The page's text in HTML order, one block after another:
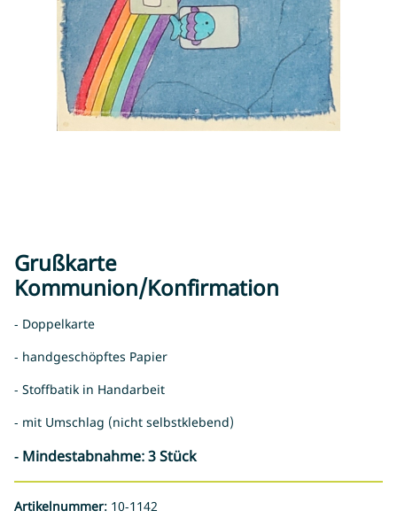
Grußkarte
Kommunion/Konfirmation
- Doppelkarte
- handgeschöpftes Papier
- Stoffbatik in Handarbeit
- mit Umschlag (nicht selbstklebend)
- Mindestabnahme: 3 Stück
Artikelnummer: 10-1142